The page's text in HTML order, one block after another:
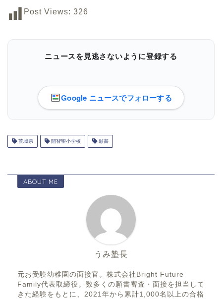
Post Views: 326
ニュースを見逃さないように登録する
Google ニュースでフォローする
茨城県 開智望小学校 願書
ABOUT ME
うみ塾長
元お受験幼稚園の面接官。株式会社Bright Future
Family代表取締役。数多くの願書審査・面接を担当して
きた経験をもとに、2021年から累計1,000名以上の合格